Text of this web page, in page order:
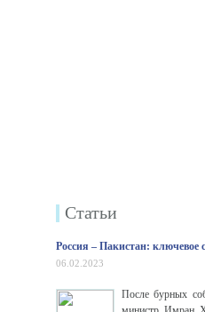
Статьи
Россия – Пакистан: ключевое
06.02.2023
После бурных